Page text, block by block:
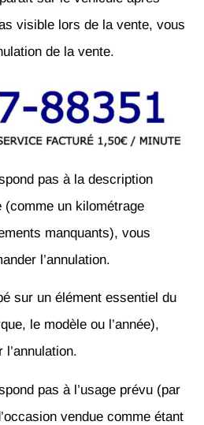
visible lors de la vente, vous
de la vente.
pas à la description
un kilométrage
manquants), vous
l’annulation.
sur un élément essentiel du
le modèle ou l’année),
pas à l’usage prévu (par
vendue comme étant